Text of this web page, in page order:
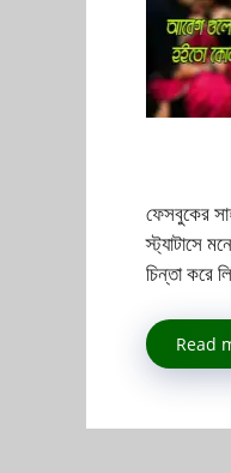
ফেসবুকের
স্ট্যাটাসে
চিন্তা করে
Read